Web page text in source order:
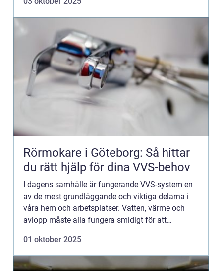
Rörmokare i Göteborg: Så hittar
du rätt hjälp för dina VVS-behov
I dagens samhälle är fungerande VVS-system en
av de mest grundläggande och viktiga delarna i
våra hem och arbetsplatser. Vatten, värme och
avlopp måste alla fungera smidigt för att
01 oktober 2025